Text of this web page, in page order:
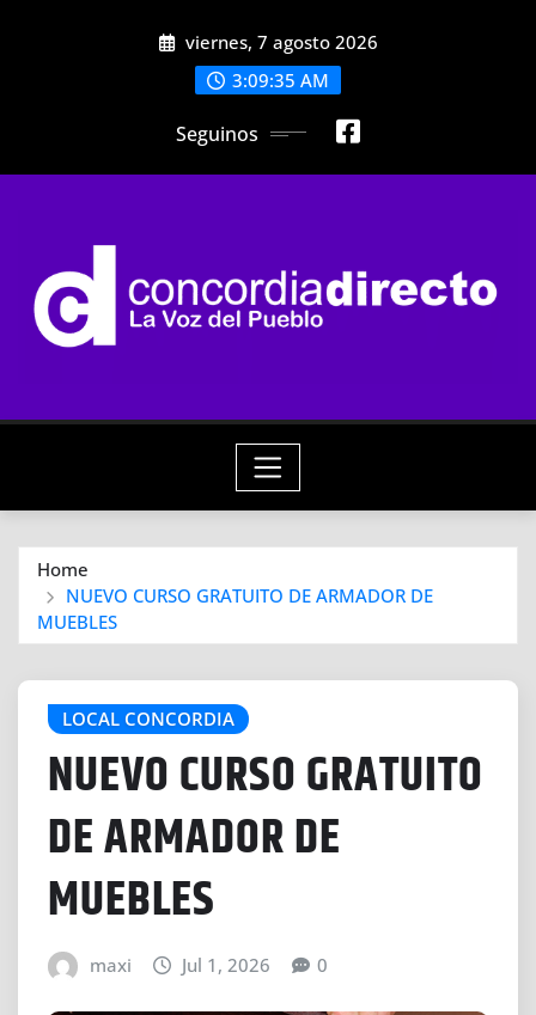
viernes, 7 agosto 2026
3:09:36 AM
Seguinos
Home
NUEVO CURSO GRATUITO DE ARMADOR DE
MUEBLES
LOCAL CONCORDIA
NUEVO CURSO GRATUITO
DE ARMADOR DE
MUEBLES
maxi Jul 1, 2026 0